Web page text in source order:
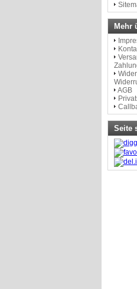
Mehr
AGB
Seite